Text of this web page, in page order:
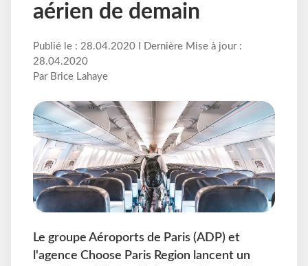
aérien de demain
Publié le : 28.04.2020 I Dernière Mise à jour :
28.04.2020
Par Brice Lahaye
Le groupe Aéroports de Paris (ADP) et
l'agence Choose Paris Region lancent un